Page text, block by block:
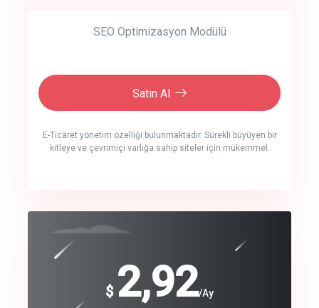
SEO Optimizasyon Modülü
Satın Al
E-Ticaret yönetim özelliği bulunmaktadır. Sürekli büyüyen bir
kitleye ve çevrimiçi varlığa sahip siteler için mükemmel.
crm auto cync
track energy costs
$ 2,92/Ay
$
240